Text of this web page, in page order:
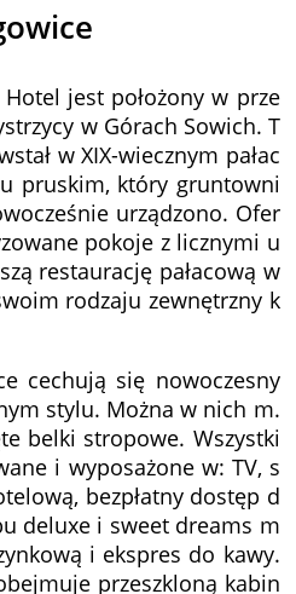
Hotel jest położony w prze
w Górach Sowich. T
w XIX-wiecznym pałac
pruskim, który gruntowni
urządzono. Ofer
pokoje z licznymi u
restaurację pałacową w
rodzaju zewnętrzny k
cechują się nowoczesny
stylu. Można w nich m.
belki stropowe. Wszystki
i wyposażone w: TV, s
bezpłatny dostęp d
deluxe i sweet dreams m
i ekspres do kawy.
przeszkloną kabin